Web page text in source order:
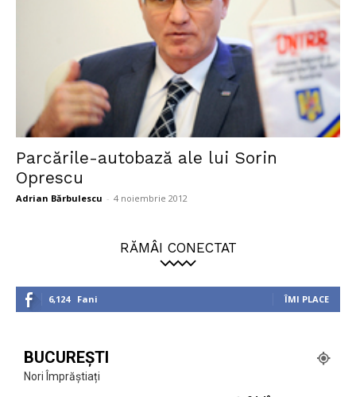
Investigații
Parcările-autobază ale lui Sorin
Oprescu
Adrian Bărbulescu - 4 noiembrie 2012
RĂMÂI CONECTAT
6,124 Fani ÎMI PLACE
BUCUREȘTI
Nori Împrăștiați